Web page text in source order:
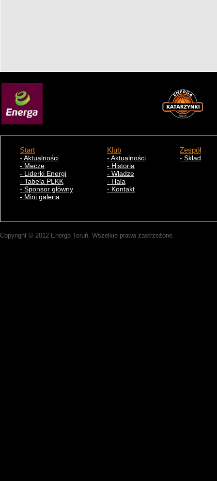
Start
- Aktualności
- Mecze
- Liderki Energi
- Tabela PLKK
- Sponsor główny
- Mini galeria
Klub
- Aktualności
- Historia
- Władze
- Hala
- Kontakt
Zespół
- Skład
Copyright © 2012 Energa Toruń. Wszelkie prawa zastrzeżone.